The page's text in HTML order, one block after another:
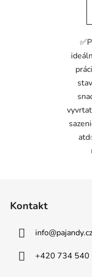
Kontakt
info@pajandy.cz
+420 734 540